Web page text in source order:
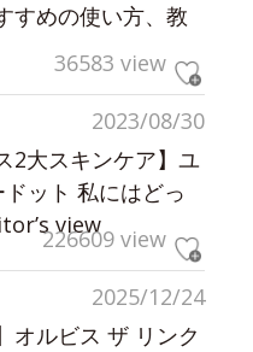
すめの使い方、教
36583 view
2023/08/30
2大スキンケア】ユ
ット 私にはどっ
view
226609 view
2025/12/24
オルビス ザ リンク